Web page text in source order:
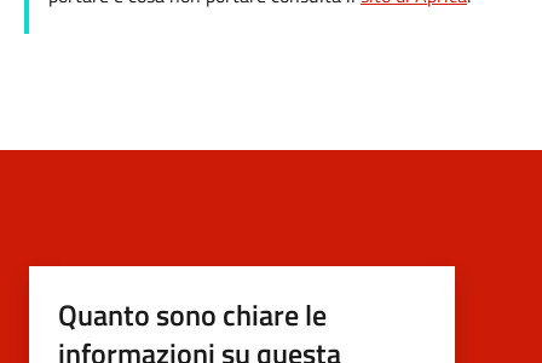
Quanto sono chiare le
informazioni su questa